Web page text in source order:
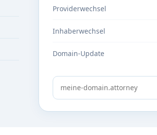
Providerwechsel
Inhaberwechsel
Domain-Update